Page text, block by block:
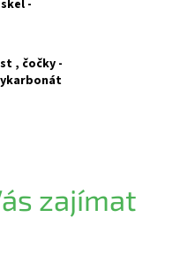
-
, čočky -
zajímat